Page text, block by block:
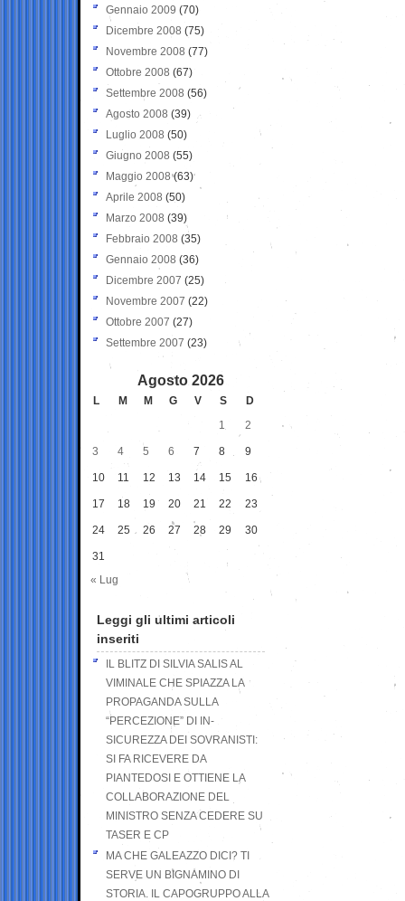
Gennaio 2009 (70)
Dicembre 2008 (75)
Novembre 2008 (77)
Ottobre 2008 (67)
Settembre 2008 (56)
Agosto 2008 (39)
Luglio 2008 (50)
Giugno 2008 (55)
Maggio 2008(63)
Aprile 2008 (50)
Marzo 2008 (39)
Febbraio 2008 (35)
Gennaio 2008 (36)
Dicembre 2007 (25)
Novembre 2007 (22)
Ottobre 2007 (27)
Settembre 2007 (23)
Agosto 2026
L M M G V S
D
1
2
3 4 5 6 7 8 9
10 11 12 13 14 15 16
17 18 19 20 21 22 23
24 25 26 27 28 29 30
31
« Lug
Leggi gli ultimi articoli
inseriti
IL BLITZ DI SILVIA SALIS AL
VIMINALE CHE SPIAZZA LA
PROPAGANDA SULLA
“PERCEZIONE” DI IN-
SICUREZZA DEI SOVRANISTI:
SI FA RICEVERE DA
PIANTEDOSI E OTTIENE LA
COLLABORAZIONE DEL
MINISTRO SENZA CEDERE SU
TASER E CP
MA CHE GALEAZZO DICI? TI
SERVE UN BIGNAMINO DI
STORIA. IL CAPOGRUPPO ALLA